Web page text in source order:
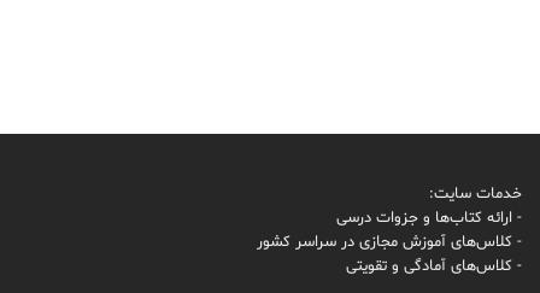
خدمات سایت:
- ارائه کتاب‌ها و جزوات درسی
- کلاس‌های آموزش مجازی در سراسر کشور
- کلاس‌های آمادگی و تقویتی